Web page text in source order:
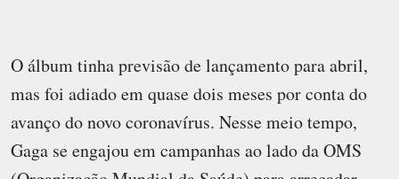
O álbum tinha previsão de lançamento para abril,
mas foi adiado em quase dois meses por conta do
avanço do novo coronavírus. Nesse meio tempo,
Gaga se engajou em campanhas ao lado da OMS